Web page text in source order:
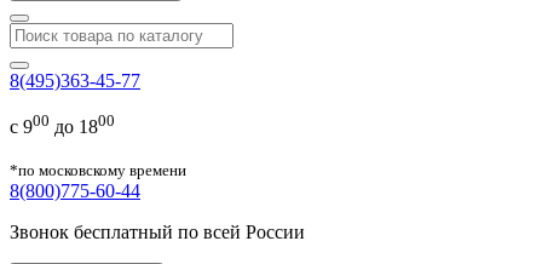
8(495)363-45-77
с 900 до 1800
*по московскому времени
8(800)775-60-44
Звонок бесплатный по всей России